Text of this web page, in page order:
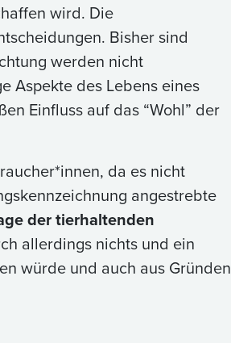
wird. Die
Bisher sind
werden nicht
Aspekte des Lebens eines
Einfluss auf das “Wohl” der
da es nicht
angestrebte
der tierhaltenden
allerdings nichts und ein
würde und auch aus Gründen